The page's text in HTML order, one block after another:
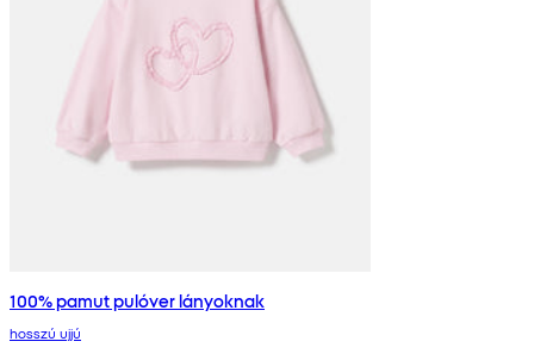
100% pamut pulóver lányoknak
hosszú ujjú